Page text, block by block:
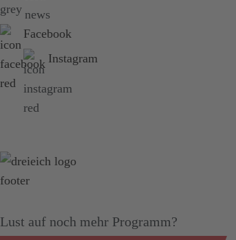
Facebook
Instagram
Lust auf noch mehr Programm?